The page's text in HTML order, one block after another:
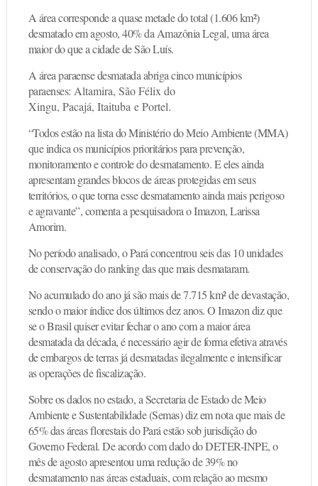
A área corresponde a quase metade do total (1.606 km²)
desmatado em agosto, 40% da Amazônia Legal, uma área
maior do que a cidade de São Luís.
A área paraense desmatada abriga cinco municípios
paraenses: Altamira, São Félix do
Xingu, Pacajá, Itaituba e Portel.
“Todos estão na lista do Ministério do Meio Ambiente (MMA)
que indica os municípios prioritários para prevenção,
monitoramento e controle do desmatamento. E eles ainda
apresentam grandes blocos de áreas protegidas em seus
territórios, o que torna esse desmatamento ainda mais perigoso
e agravante”, comenta a pesquisadora o Imazon, Larissa
Amorim.
No período analisado, o Pará concentrou seis das 10 unidades
de conservação do ranking das que mais desmataram.
No acumulado do ano já são mais de 7.715 km² de devastação,
sendo o maior índice dos últimos dez anos. O Imazon diz que
se o Brasil quiser evitar fechar o ano com a maior área
desmatada da década, é necessário agir de forma efetiva através
de embargos de terras já desmatadas ilegalmente e intensificar
as operações de fiscalização.
Sobre os dados no estado, a Secretaria de Estado de Meio
Ambiente e Sustentabilidade (Semas) diz em nota que mais de
65% das áreas florestais do Pará estão sob jurisdição do
Governo Federal. De acordo com dado do DETER-INPE, o
mês de agosto apresentou uma redução de 39% no
desmatamento nas áreas estaduais, com relação ao mesmo